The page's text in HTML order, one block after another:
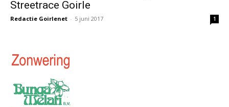
Streetrace Goirle
Redactie Goirlenet - 5 juni 2017 1